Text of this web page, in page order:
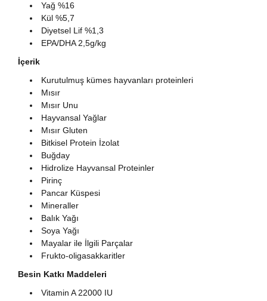
Yağ %16
Kül %5,7
Diyetsel Lif %1,3
EPA/DHA 2,5g/kg
İçerik
Kurutulmuş kümes hayvanları proteinleri
Mısır
Mısır Unu
Hayvansal Yağlar
Mısır Gluten
Bitkisel Protein İzolat
Buğday
Hidrolize Hayvansal Proteinler
Pirinç
Pancar Küspesi
Mineraller
Balık Yağı
Soya Yağı
Mayalar ile İlgili Parçalar
Frukto-oligasakkaritler
Besin Katkı Maddeleri
Vitamin A 22000 IU